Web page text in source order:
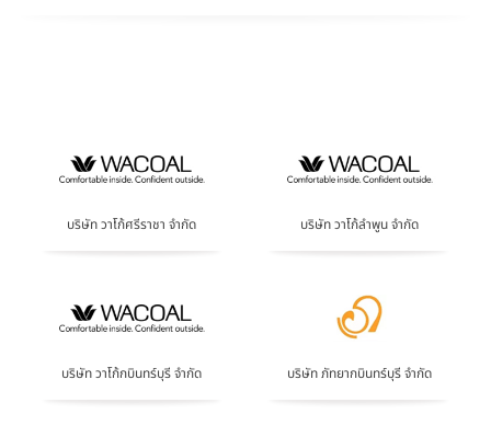
บริษัท วาโก้ศรีราชา จำกัด บริษัท วาโก้ลำพูน จำกัด
บริษัท วาโก้กบินทร์บุรี จำกัด บริษัท ภัทยากบินทร์บุรี จำกัด